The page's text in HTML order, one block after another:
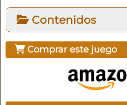
Contenidos
Comprar este juego